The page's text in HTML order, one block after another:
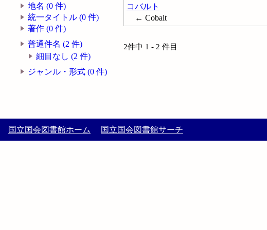
地名 (0 件)
統一タイトル (0 件)
著作 (0 件)
普通件名 (2 件)
細目なし (2 件)
ジャンル・形式 (0 件)
コバルト
← Cobalt
2件中 1 - 2 件目
国立国会図書館ホーム 国立国会図書館サーチ